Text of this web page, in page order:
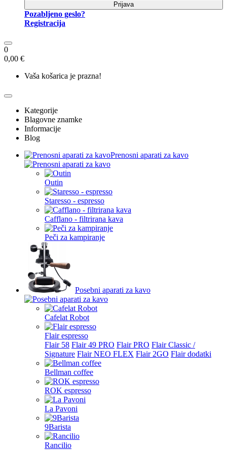
Prijava
Pozabljeno geslo?
Registracija
0
0,00 €
Vaša košarica je prazna!
Kategorije
Blagovne znamke
Informacije
Blog
Prenosni aparati za kavo
Outin
Staresso - espresso
Cafflano - filtrirana kava
Peči za kampiranje
Posebni aparati za kavo
Cafelat Robot
Flair espresso
Flair 58 Flair 49 PRO Flair PRO Flair Classic /
Signature Flair NEO FLEX Flair 2GO Flair dodatki
Bellman coffee
ROK espresso
La Pavoni
9Barista
Rancilio